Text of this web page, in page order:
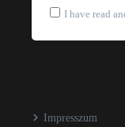
I have read
Impresszum